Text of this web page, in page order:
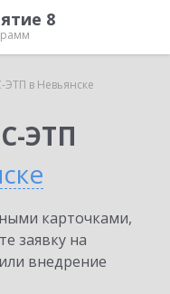
8
ЭТП в Невьянске
ЭТП
карточками,
заявку на
внедрение